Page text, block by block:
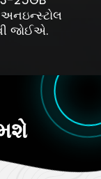
જોઈએ.